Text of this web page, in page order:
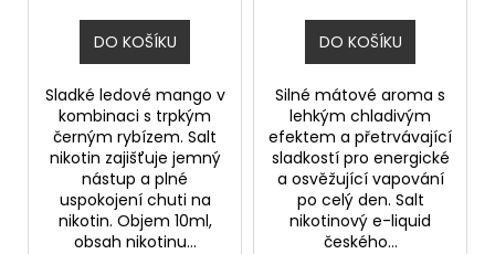
DO KOŠÍKU
Sladké ledové mango v
kombinaci s trpkým
černým rybízem. Salt
nikotin zajišťuje jemný
nástup a plné
uspokojení chuti na
nikotin. Objem 10ml,
obsah nikotinu...
DO KOŠÍKU
Silné mátové aroma s
lehkým chladivým
efektem a přetrvávající
sladkostí pro energické
a osvěžující vapování
po celý den. Salt
nikotinový e-liquid
českého...